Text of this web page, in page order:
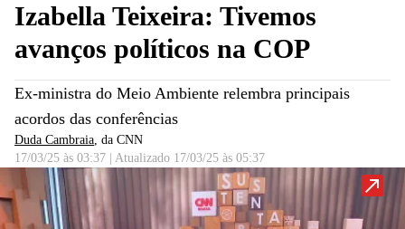
Izabella Teixeira: Tivemos
avanços políticos na COP
Ex-ministra do Meio Ambiente relembra principais
acordos das conferências
Duda Cambraia, da CNN
17/03/25 às 03:37
Atualizado 17/03/25 às 05:37